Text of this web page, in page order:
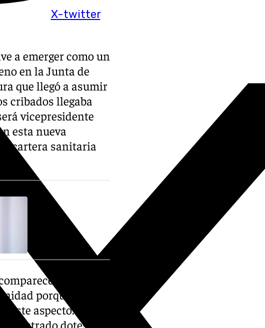
X-twitter
a emerger como un
en la Junta de
que llegó a asumir
cribados llegaba
vicepresidente
esta nueva
la cartera sanitaria
que
porque lo que
este aspecto.
mostrado dotes en